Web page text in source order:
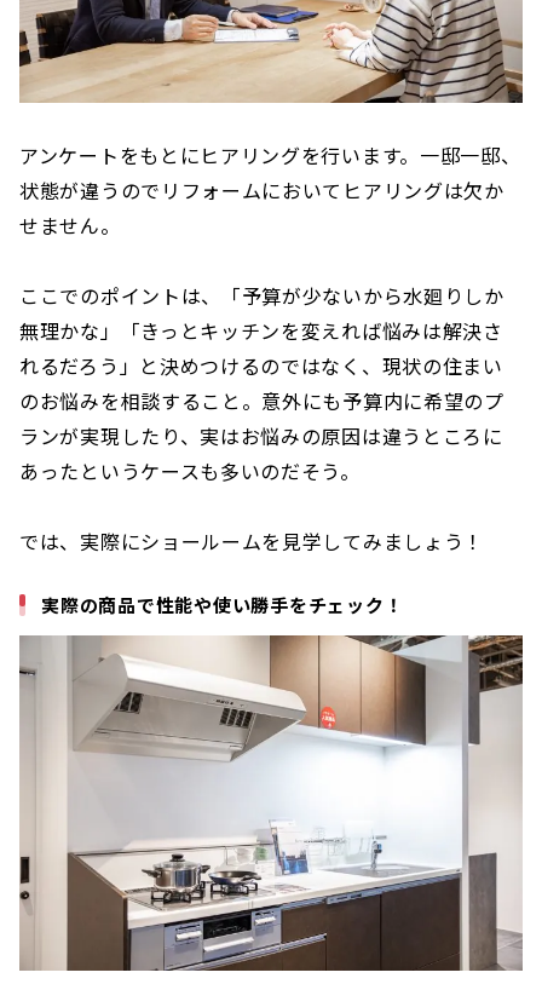
アンケートをもとにヒアリングを行います。一邸一邸、
状態が違うのでリフォームにおいてヒアリングは欠か
せません。
ここでのポイントは、「予算が少ないから水廻りしか
無理かな」「きっとキッチンを変えれば悩みは解決さ
れるだろう」と決めつけるのではなく、現状の住まい
のお悩みを相談すること。意外にも予算内に希望のプ
ランが実現したり、実はお悩みの原因は違うところに
あったというケースも多いのだそう。
では、実際にショールームを見学してみましょう！
実際の商品で性能や使い勝手をチェック！